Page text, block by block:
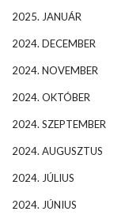
2025. JANUÁR
2024. DECEMBER
2024. NOVEMBER
2024. OKTÓBER
2024. SZEPTEMBER
2024. AUGUSZTUS
2024. JÚLIUS
2024. JÚNIUS